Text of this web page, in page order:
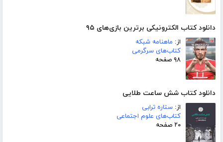
دانلود کتاب الکترونیکی برترین بازی‌های ۹۵
از: ماهنامه شبکه
کتاب‌های سرگرمی
۹۸ صفحه
دانلود کتاب شش ساعت طلایی
از: ستاره ترابی
کتاب‌های علوم اجتماعی
۲۰ صفحه